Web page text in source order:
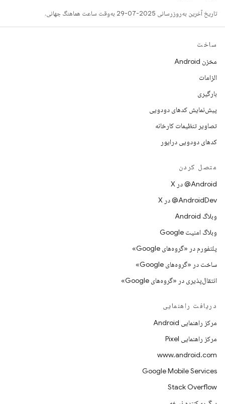
تاریخ آخرین به‌روزرسانی 2025-07-29 به‌وقت ساعت هماهنگ جهانی.
ساخت
مخزن Android
الزامات
بارگیری
پیش‌نمایش کدهای دودویی
تصاویر تنظیمات کارخانه
کدهای دودویی درایور
متصل کردن
‫‎@Android در X
‫‎@AndroidDev در X
وبلاگ Android
وبلاگ امنیت Google
پلتفورم در «گروه‌های Google»
ساخت در «گروه‌های Google»
انتقال‌پذیری در «گروه‌های Google»
دریافت راهنمایی
مرکز راهنمایی Android
مرکز راهنمایی Pixel
www.android.com
Google Mobile Services
Stack Overflow